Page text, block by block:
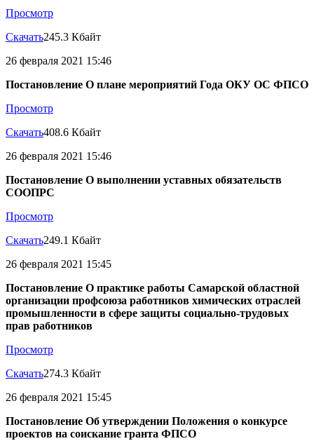
Просмотр
Скачать245.3 Кбайт
26 февраля 2021 15:46
Постановление О плане мероприятий Года ОКУ ОС ФПСО
Просмотр
Скачать408.6 Кбайт
26 февраля 2021 15:46
Постановление О выполнении уставных обязательств
СООПРС
Просмотр
Скачать249.1 Кбайт
26 февраля 2021 15:45
Постановление О практике работы Самарской областной
организации профсоюза работников химических отраслей
промышленности в сфере защиты социально-трудовых
прав работников
Просмотр
Скачать274.3 Кбайт
26 февраля 2021 15:45
Постановление Об утверждении Положения о конкурсе
проектов на соискание гранта ФПСО